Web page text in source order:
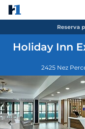
Reserva
Holiday Inn
2425 Nez